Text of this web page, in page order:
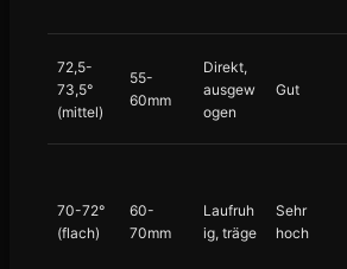
72,5-
73,5°
(mittel)
55-
60mm
Direkt,
ausgew
ogen
Gut
70-72°
(flach)
60-
70mm
Laufruh
ig, träge
Sehr
hoch